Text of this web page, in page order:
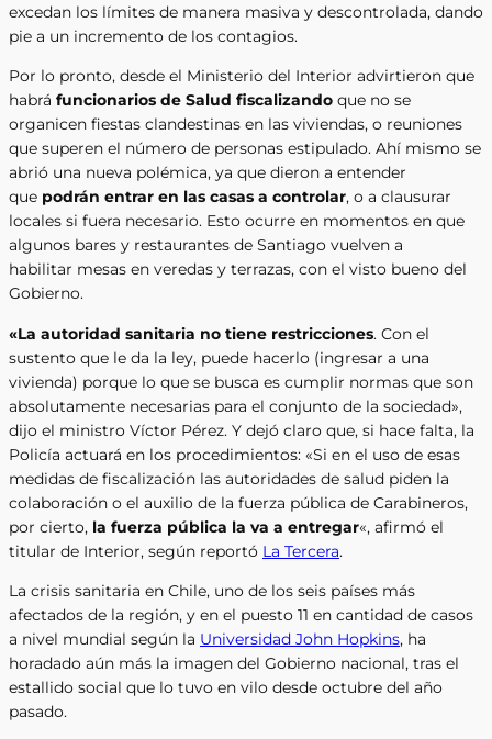
excedan los límites de manera masiva y descontrolada, dando
pie a un incremento de los contagios.
Por lo pronto, desde el Ministerio del Interior advirtieron que
habrá funcionarios de Salud fiscalizando que no se
organicen fiestas clandestinas en las viviendas, o reuniones
que superen el número de personas estipulado. Ahí mismo se
abrió una nueva polémica, ya que dieron a entender
que podrán entrar en las casas a controlar, o a clausurar
locales si fuera necesario. Esto ocurre en momentos en que
algunos bares y restaurantes de Santiago vuelven a
habilitar mesas en veredas y terrazas, con el visto bueno del
Gobierno.
«La autoridad sanitaria no tiene restricciones. Con el
sustento que le da la ley, puede hacerlo (ingresar a una
vivienda) porque lo que se busca es cumplir normas que son
absolutamente necesarias para el conjunto de la sociedad»,
dijo el ministro Víctor Pérez. Y dejó claro que, si hace falta, la
Policía actuará en los procedimientos: «Si en el uso de esas
medidas de fiscalización las autoridades de salud piden la
colaboración o el auxilio de la fuerza pública de Carabineros,
por cierto, la fuerza pública la va a entregar«, afirmó el
titular de Interior, según reportó La Tercera.
La crisis sanitaria en Chile, uno de los seis países más
afectados de la región, y en el puesto 11 en cantidad de casos
a nivel mundial según la Universidad John Hopkins, ha
horadado aún más la imagen del Gobierno nacional, tras el
estallido social que lo tuvo en vilo desde octubre del año
pasado.